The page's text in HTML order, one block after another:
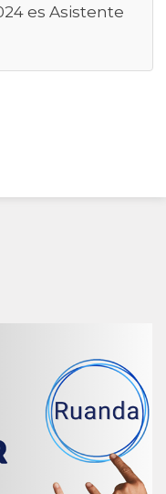
es Asistente